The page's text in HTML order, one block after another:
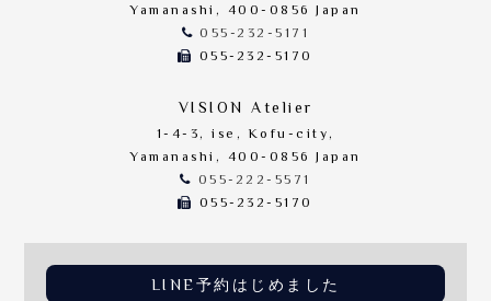
Yamanashi, 400-0856 Japan
055-232-5171
055-232-5170
VISION Atelier
1-4-3, ise, Kofu-city,
Yamanashi, 400-0856 Japan
055-222-5571
055-232-5170
LINE予約はじめました